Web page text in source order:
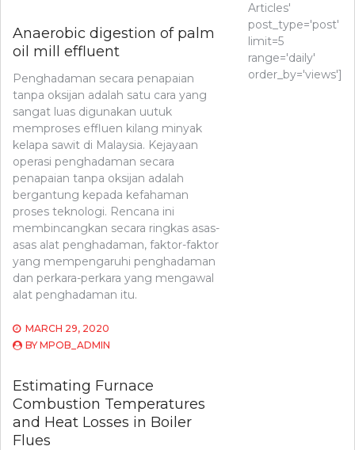
Anaerobic digestion of palm
oil mill effluent
Penghadaman secara penapaian
tanpa oksijan adalah satu cara yang
sangat luas digunakan uutuk
memproses effluen kilang minyak
kelapa sawit di Malaysia. Kejayaan
operasi penghadaman secara
penapaian tanpa oksijan adalah
bergantung kepada kefahaman
proses teknologi. Rencana ini
membincangkan secara ringkas asas-
asas alat penghadaman, faktor-faktor
yang mempengaruhi penghadaman
dan perkara-perkara yang mengawal
alat penghadaman itu.
MARCH 29, 2020
BY MPOB_ADMIN
Estimating Furnace
Combustion Temperatures
and Heat Losses in Boiler
Flues
Articles'
post_type='post'
limit=5
range='daily'
order_by='views']